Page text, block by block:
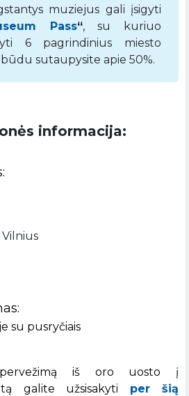
muziejus gali įsigyti
Pass“, su kuriuo
6 pagrindinius miesto
sutaupysite apie 50%.
informacija:
Vilnius
su pusryčiais
pervežimą iš oro uosto į
galite užsisakyti per šią